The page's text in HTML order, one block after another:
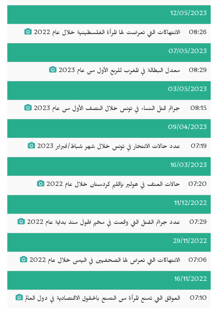
12/05/2023
08:26 الانتهاكات التي تعرضت لها المرأة الفلسطينية خلال عام 2022
07/05/2023
08:29 معدل البطالة في المغرب للربع الأول من عام 2023
03/05/2023
08:15 جرائم قتل النساء في تونس خلال النصف الأول من عام 2023
09/04/2023
07:19 عدد حالات الانتحار في تونس خلال شهر شباط/فبراير 2023
16/03/2023
07:20 حالات العنف في هولير بإقليم كردستان خلال عام 2022
11/12/2022
07:29 عدد جرائم القتل التي وقعت في مخيم الهول منذ بداية عام 2022
29/11/2022
07:06 الانتهاكات التي تعرض لها الصحفيين في اليمن خلال عام 2022
16/11/2022
07:10 العوائق التي تمنع المرأة من التمتع بالحقوق الاقتصادية في دول العالم